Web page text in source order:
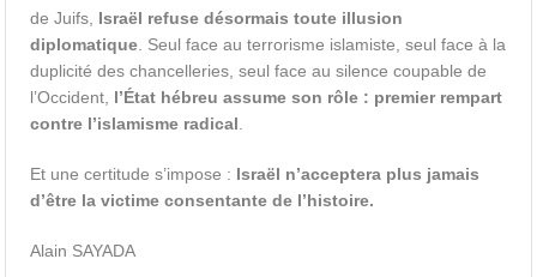
de Juifs, Israël refuse désormais toute illusion
diplomatique . Seul face au terrorisme islamiste, seul face à la
duplicité des chancelleries, seul face au silence coupable de
l’Occident, l’État hébreu assume son rôle : premier rempart
contre l’islamisme radical
Et une certitude s’impose : Israël n’acceptera plus jamais
d’être la victime consentante de l’histoire.
Alain SAYADA